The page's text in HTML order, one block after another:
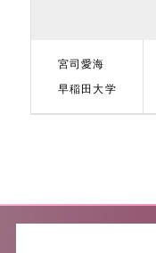
宮司愛海
早稲田大学